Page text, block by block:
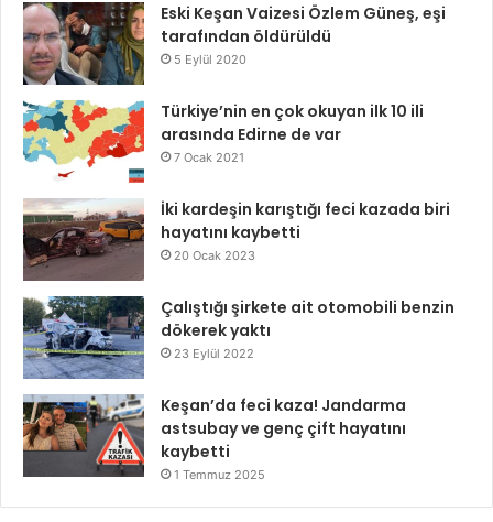
Eski Keşan Vaizesi Özlem Güneş, eşi
tarafından öldürüldü
5 Eylül 2020
Türkiye’nin en çok okuyan ilk 10 ili
arasında Edirne de var
7 Ocak 2021
İki kardeşin karıştığı feci kazada biri
hayatını kaybetti
20 Ocak 2023
Çalıştığı şirkete ait otomobili benzin
dökerek yaktı
23 Eylül 2022
Keşan’da feci kaza! Jandarma
astsubay ve genç çift hayatını
kaybetti
1 Temmuz 2025